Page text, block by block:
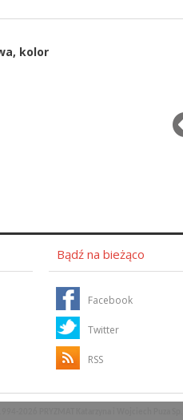
kolor
Bądź na bieżąco
Facebook
Twitter
RSS